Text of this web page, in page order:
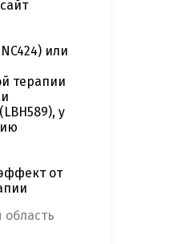
или
терапии
у
от
область